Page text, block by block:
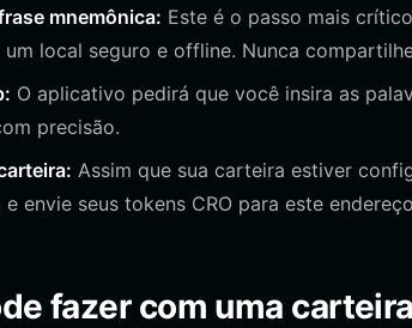
mnemônica: Este é o passo mais
local seguro e offline. Nunca
O aplicativo pedirá que você insira as
precisão.
Assim que sua carteira estiver
envie seus tokens CRO para este
fazer com uma